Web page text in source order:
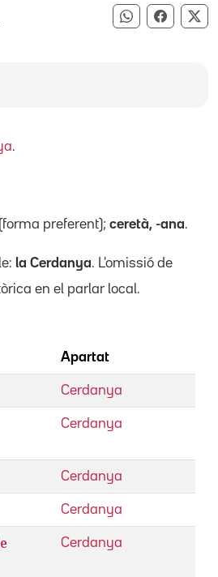
Compartir
.
(forma preferent); ceretà, -ana.
la Cerdanya. L'omissió de
en el parlar local.
Apartat
Cerdanya
Cerdanya
Cerdanya
Cerdanya
Cerdanya